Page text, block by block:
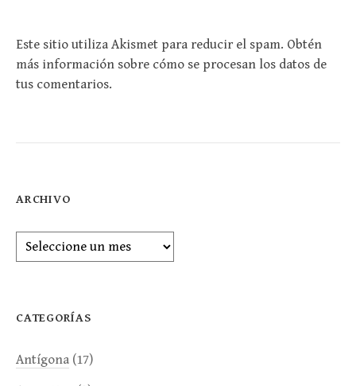
Este sitio utiliza Akismet para reducir el spam. Obtén
más información sobre cómo se procesan los datos de
tus comentarios.
ARCHIVO
Archivo
CATEGORÍAS
Antígona (17)